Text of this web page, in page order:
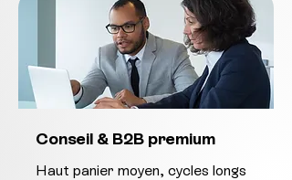
Conseil & B2B premium
Haut panier moyen, cycles longs